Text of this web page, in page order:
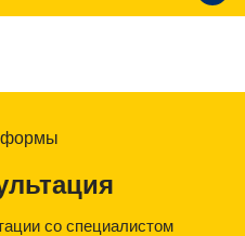
со специалистом